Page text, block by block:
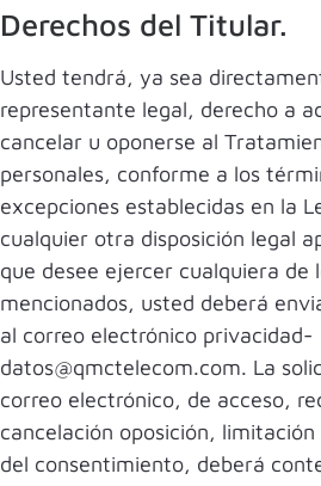
Derechos del Titular.
Usted tendrá, ya sea
representante legal, derecho a
cancelar u oponerse al
personales, conforme a los
excepciones establecidas en la
cualquier otra disposición legal
que desee ejercer cualquiera de
mencionados, usted deberá
al correo electrónico privacidad-
datos@qmctelecom.com. La
correo electrónico, de acceso,
cancelación oposición,
del consentimiento, deberá